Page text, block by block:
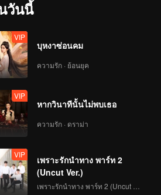
วันนี้
VIP
บุหงาซ่อนคม
ความรัก · ย้อนยุค
VIP
หากวินาทีนั้นไม่พบเธอ
ความรัก · ดราม่า
VIP
เพราะรักนำทาง พาร์ท 2
(Uncut Ver.)